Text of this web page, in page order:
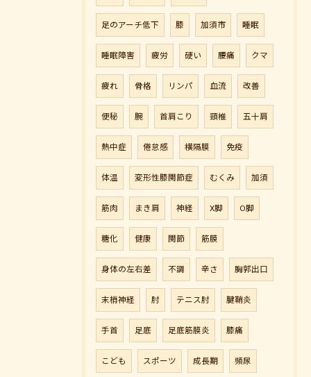
足のアーチ低下 膝 加須市 睡眠
睡眠障害 疲労 硬い 腰痛 クマ
疲れ 骨格 リンパ 血流 改善
便秘 腕 首肩こり 頸椎 五十肩
熱中症 倦怠感 横隔膜 免疫
体温 変形性膝関節症 むくみ 加須
筋肉 まき肩 神経 X脚 O脚
糖化 健康 関節 筋膜
身体の左右差 不調 辛さ 胸郭出口
末梢神経 肘 テニス肘 腱鞘炎
手首 足底 足底筋膜炎 膝痛
こども スポーツ 成長期 頻尿